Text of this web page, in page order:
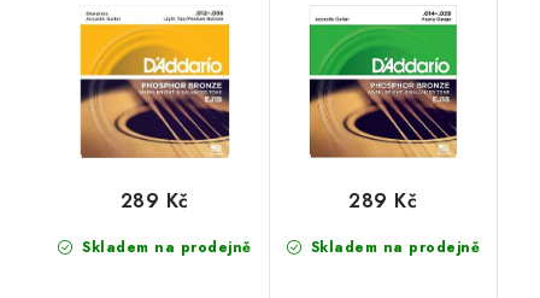
Skladem na prodejně
289 Kč
Skladem na prodejně
289 Kč